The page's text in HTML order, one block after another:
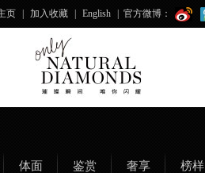
页 加入收藏 English 官方微博：
体面 鉴赏 奢享 榜样